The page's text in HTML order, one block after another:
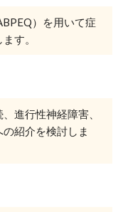
）を用いて症
す。
進行性神経障害、
紹介を検討しま